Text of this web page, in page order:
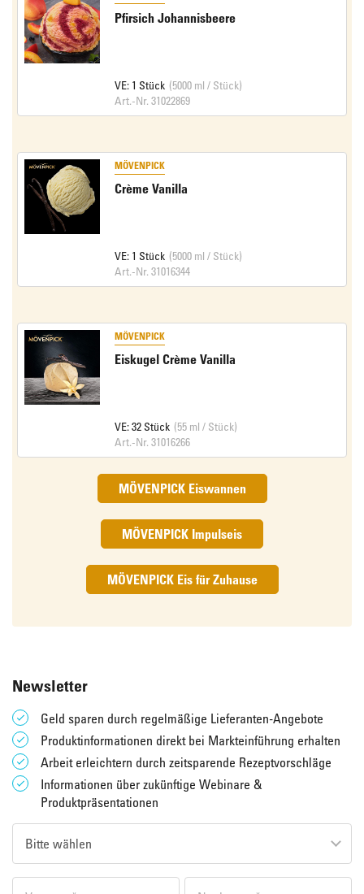
Pfirsich Johannisbeere
VE: 1 Stück (5000 ml / Stück)
Art.-Nr. 31022869
MÖVENPICK
Crème Vanilla
VE: 1 Stück (5000 ml / Stück)
Art.-Nr. 31016344
MÖVENPICK
Eiskugel Crème Vanilla
VE: 32 Stück (55 ml / Stück)
Art.-Nr. 31016266
MÖVENPICK Eiswannen
MÖVENPICK Impulseis
MÖVENPICK Eis für Zuhause
Newsletter
Geld sparen durch regelmäßige Lieferanten-Angebote
Produktinformationen direkt bei Markteinführung erhalten
Arbeit erleichtern durch zeitsparende Rezeptvorschläge
Informationen über zukünftige Webinare &
Produktpräsentationen